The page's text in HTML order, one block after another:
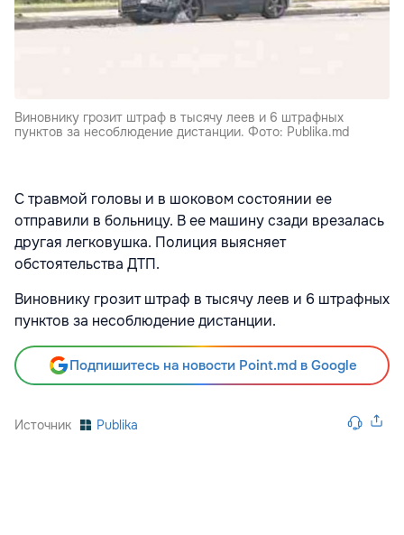
Виновнику грозит штраф в тысячу леев и 6 штрафных
пунктов за несоблюдение дистанции. Фото: Publika.md
С травмой головы и в шоковом состоянии ее
отправили в больницу. В ее машину сзади врезалась
другая легковушка. Полиция выясняет
обстоятельства ДТП.
Виновнику грозит штраф в тысячу леев и 6 штрафных
пунктов за несоблюдение дистанции.
Подпишитесь на новости Point.md в Google
Источник Publika